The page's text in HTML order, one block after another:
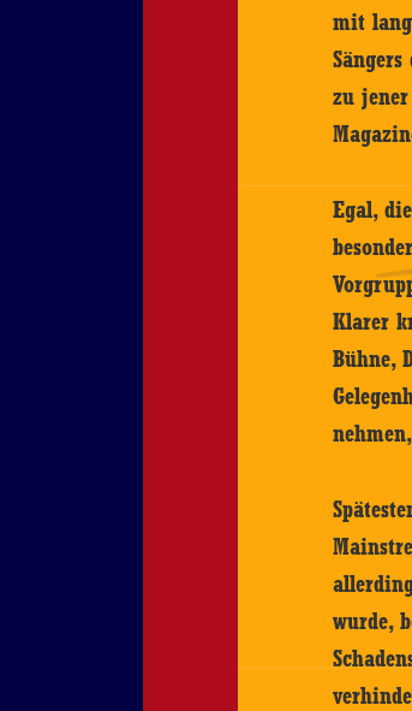
mit
zu
Egal,
Klarer
Bühne,
wurde,